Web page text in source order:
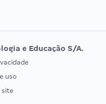
Vunesp
EXAME DE ORDEM
e Educação S/A.
uso
site